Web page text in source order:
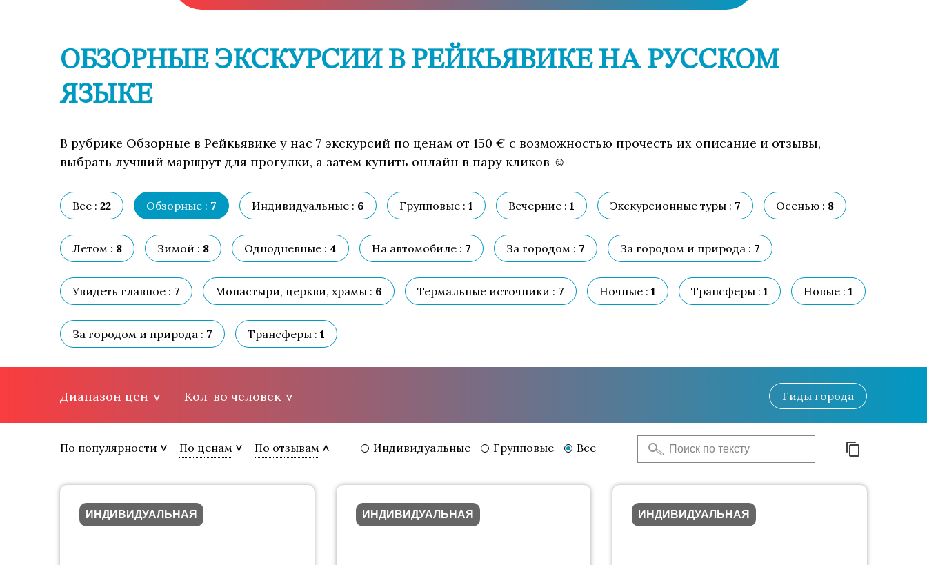
ОБЗОРНЫЕ ЭКСКУРСИИ В РЕЙКЬЯВИКЕ НА РУССКОМ
ЯЗЫКЕ
В рубрике Обзорные в Рейкьявике у нас 7 экскурсий по ценам от 150 € с возможностью прочесть их описание и отзывы,
выбрать лучший маршрут для прогулки, а затем купить онлайн в пару кликов ☺
Все : 22 Обзорные : 7 Индивидуальные : 6 Групповые : 1 Вечерние : 1 Экскурсионные туры : 7 Осенью : 8
Летом : 8 Зимой : 8 Однодневные : 4 На автомобиле : 7 За городом : 7 За городом и природа : 7
Увидеть главное : 7 Монастыри, церкви, храмы : 6 Термальные источники : 7 Ночные : 1 Трансферы : 1 Новые : 1
За городом и природа : 7 Трансферы : 1
Диапазон цен Кол-во человек Гиды города
По популярности По ценам По отзывам Индивидуальные Групповые Все
ИНДИВИДУАЛЬНАЯ ИНДИВИДУАЛЬНАЯ ИНДИВИДУАЛЬНАЯ